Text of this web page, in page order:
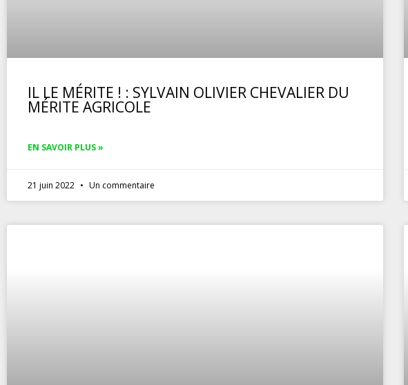
IL LE MÉRITE ! : SYLVAIN OLIVIER CHEVALIER DU
MÉRITE AGRICOLE
EN SAVOIR PLUS »
21 juin 2022 Un commentaire